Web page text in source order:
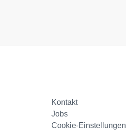
Kontakt
Jobs
Cookie-Einstellungen